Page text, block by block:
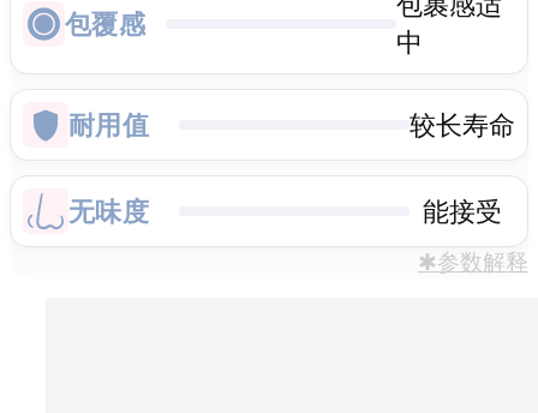
包覆感
中
耐用值 较长寿命
无味度 能接受
✱参数解释